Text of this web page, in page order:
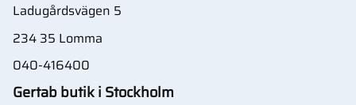
Ladugårdsvägen 5
234 35 Lomma
040-416400
Gertab butik i Stockholm